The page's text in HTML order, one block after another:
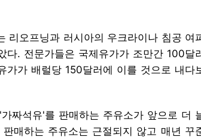
리오프닝과 러시아의 우크라이나 침공 여
. 전문가들은 국제유가가 조만간 100달
가 배럴당 150달러에 이를 것으로 내다
짜석유'를 판매하는 주유소가 앞으로 더
매하는 주유소는 근절되지 않고 매년 꾸